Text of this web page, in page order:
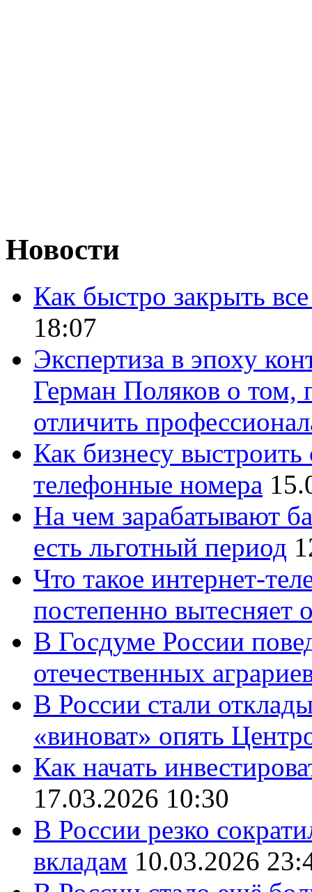
Новости
Как быстро закрыть
18:07
Экспертиза в эпоху
Герман Поляков о том,
отличить
Как бизнесу
телефонные номера
На чем зарабатывают
есть льготный период
Что такое интернет-
постепенно вытесняет
В Госдуме России
отечественных
В России стали
«виноват» опять
Как начать
17.03.2026 10:30
В России резко
вкладам 10.03.2026